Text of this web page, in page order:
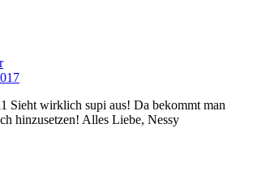
Sieht wirklich supi aus! Da bekommt man
hinzusetzen! Alles Liebe, Nessy